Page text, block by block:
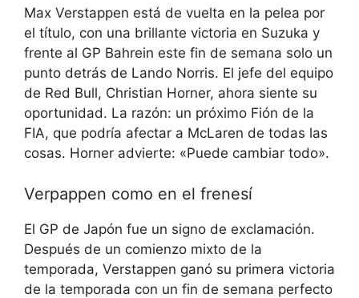
Max Verstappen está de vuelta en la pelea por
el título, con una brillante victoria en Suzuka y
frente al GP Bahrein este fin de semana solo un
punto detrás de Lando Norris. El jefe del equipo
de Red Bull, Christian Horner, ahora siente su
oportunidad. La razón: un próximo Fión de la
FIA, que podría afectar a McLaren de todas las
cosas. Horner advierte: «Puede cambiar todo».
Verpappen como en el frenesí
El GP de Japón fue un signo de exclamación.
Después de un comienzo mixto de la
temporada, Verstappen ganó su primera victoria
de la temporada con un fin de semana perfecto